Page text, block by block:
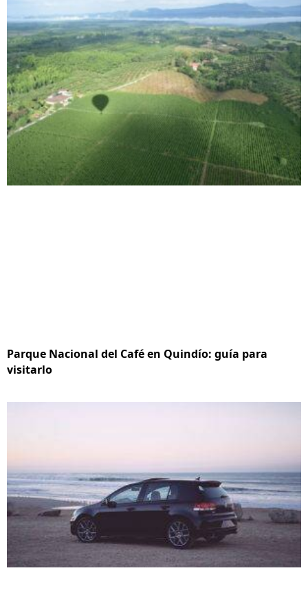
Parque Nacional del Café en Quindío: guía para
visitarlo